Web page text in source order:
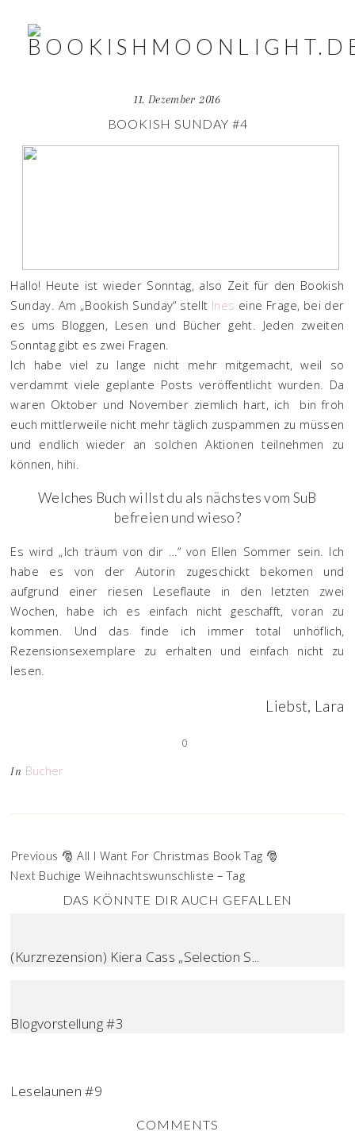
11. Dezember 2016
BOOKISH SUNDAY #4
Hallo! Heute ist wieder Sonntag, also Zeit für den Bookish
Sunday. Am „Bookish Sunday“ stellt Ines eine Frage, bei der
es ums Bloggen, Lesen und Bücher geht. Jeden zweiten
Sonntag gibt es zwei Fragen.
Ich habe viel zu lange nicht mehr mitgemacht, weil so
verdammt viele geplante Posts veröffentlicht wurden. Da
waren Oktober und November ziemlich hart, ich bin froh
euch mittlerweile nicht mehr täglich zuspammen zu müssen
und endlich wieder an solchen Aktionen teilnehmen zu
können, hihi.
Welches Buch willst du als nächstes vom SuB
befreien und wieso?
Es wird „Ich träum von dir …“ von Ellen Sommer sein. Ich
habe es von der Autorin zugeschickt bekomen und
aufgrund einer riesen Leseflaute in den letzten zwei
Wochen, habe ich es einfach nicht geschafft, voran zu
kommen. Und das finde ich immer total unhöflich,
Rezensionsexemplare zu erhalten und einfach nicht zu
lesen.
Liebst, Lara
0
In Bücher
Previous 🎅 All I Want For Christmas Book Tag 🎅
Next Buchige Weihnachtswunschliste – Tag
DAS KÖNNTE DIR AUCH GEFALLEN
(Kurzrezension) Kiera Cass „Selection S...
Blogvorstellung #3
Leselaunen #9
COMMENTS